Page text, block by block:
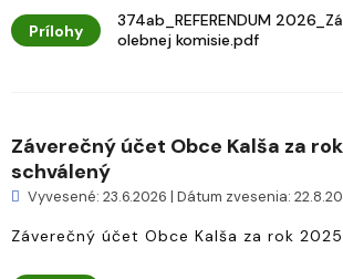
Prílohy
374ab_REFERENDUM
olebnej komisie.pdf
Záverečný účet Obce Kalša za
schválený
Vyvesené: 23.6.2026 | Dátum zvesenia:
Záverečný účet Obce Kalša za rok